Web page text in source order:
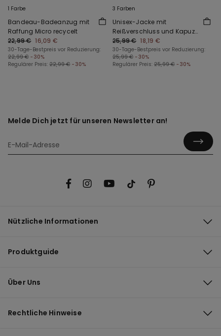
1 Farbe
Bandeau-Badeanzug mit
Raffung Micro recycelt
22,99 € 16,09 €
30-Tage-Bestpreis vor Reduzierung:
22,99 € -30%
Regulärer Preis: 22,99 € -30%
3 Farben
Unisex-Jacke mit
Reißverschluss und Kapuze
aus Funktionsgewebe für
Kinder
25,99 € 18,19 €
30-Tage-Bestpreis vor Reduzierung:
25,99 € -30%
Regulärer Preis: 25,99 € -30%
Melde Dich jetzt für unseren Newsletter an!
Nützliche Informationen
Produktguide
Über Uns
Rechtliche Hinweise